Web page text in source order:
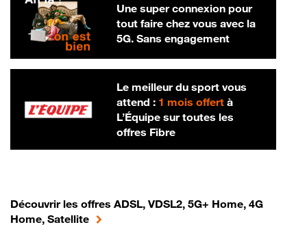
Une super connexion pour
tout faire chez vous avec la
5G. Sans engagement
Le meilleur du sport vous
attend : 1 mois offertà
L’Équipe sur toutes les
offres Fibre
Découvrir les offres ADSL, VDSL2, 5G+ Home, 4G
Home, Satellite